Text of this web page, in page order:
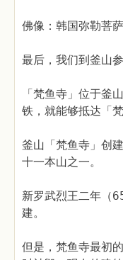
佛像：韩国弥勒菩
最后，我们到釜山
「梵鱼寺」位于釜
铁，就能够抵达「
釜山「梵鱼寺」创
十一本山之一。
新罗武烈王二年（
建。
但是，梵鱼寺最初